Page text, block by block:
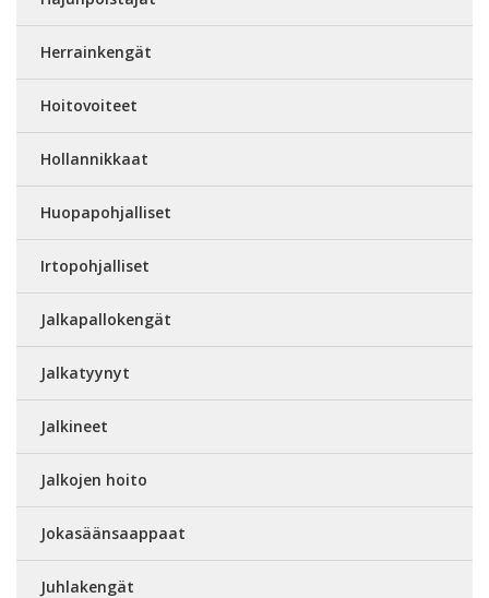
Herrainkengät
Hoitovoiteet
Hollannikkaat
Huopapohjalliset
Irtopohjalliset
Jalkapallokengät
Jalkatyynyt
Jalkineet
Jalkojen hoito
Jokasäänsaappaat
Juhlakengät